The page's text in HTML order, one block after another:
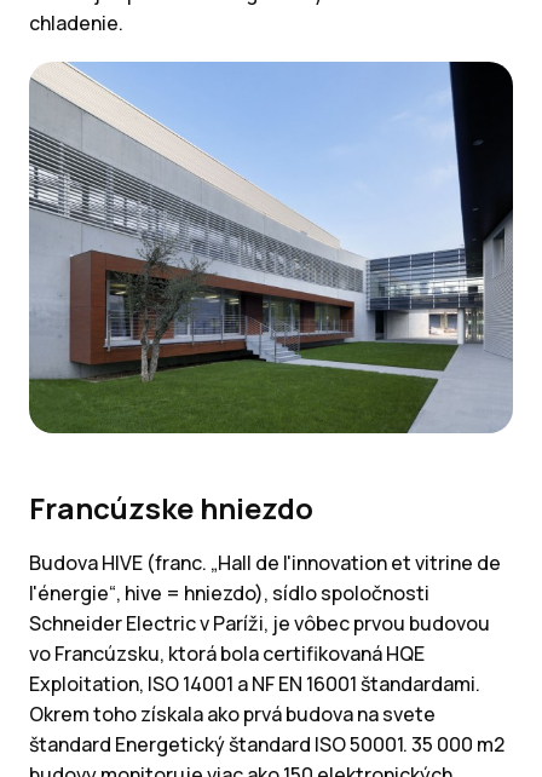
chladenie.
Francúzske hniezdo
Budova HIVE (franc. „Hall de l'innovation et vitrine de
l'énergie“, hive = hniezdo), sídlo spoločnosti
Schneider Electric v Paríži, je vôbec prvou budovou
vo Francúzsku, ktorá bola certifikovaná HQE
Exploitation, ISO 14001 a NF EN 16001 štandardami.
Okrem toho získala ako prvá budova na svete
štandard Energetický štandard ISO 50001. 35 000 m2